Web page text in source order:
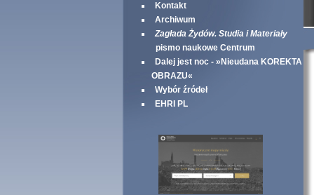
Kontakt
Archiwum
Zagłada Żydów. Studia i Materiały
pismo naukowe Centrum
Dalej jest noc - »Nieudana KOREKTA
OBRAZU«
Wybór źródeł
EHRI PL